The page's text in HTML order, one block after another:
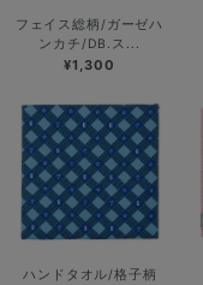
フェイス総柄/ガーゼハ
ンカチ/DB.ス...
¥1,300
ハンドタオル/格子柄